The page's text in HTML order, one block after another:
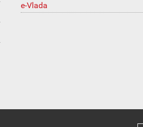
e-Vlada